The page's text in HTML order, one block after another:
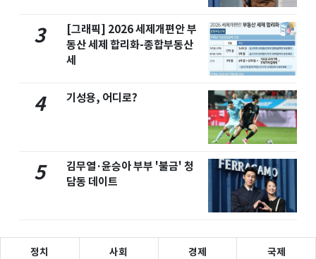
3
[그래픽] 2026 세제개편안 부
동산 세제 합리화-종합부동산
세
4 기성용, 어디로?
5
김무열·윤승아 부부 '불금' 청
담동 데이트
정치 사회 경제 국제